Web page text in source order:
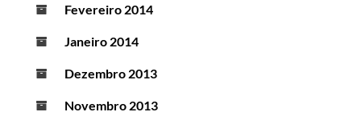
Fevereiro 2014
Janeiro 2014
Dezembro 2013
Novembro 2013